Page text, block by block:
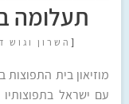
תעלומה
[ השרון וגוש
מוזיאון בית
עם ישראל בתפוצותיו